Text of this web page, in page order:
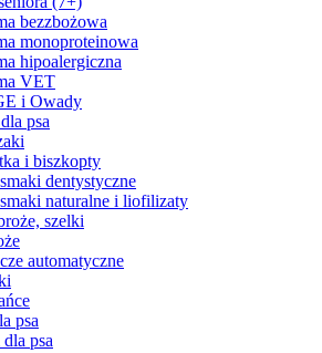
bezzbożowa
monoproteinowa
hipoalergiczna
VET
i Owady
psa
i biszkopty
dentystyczne
naturalne i liofilizaty
szelki
automatyczne
psa
dla psa